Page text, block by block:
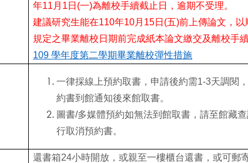
年11月1日(一)為離校手續截止日，逾期不受理。
建議研究生能在110年10月15日(五)前上傳論文，以
規定之畢業離校日期前完成紙本論文繳交及離校手續
109 學年度第二學期畢業離校彈性措施
一律採線上預約取書，申請後約需1-3天調閱
約書到館通知後來館取書。
圖書/多媒體預約如無法到館取書，請至館藏
行取消預約書。
還書箱24小時開放，或親至一樓櫃台還書，或可郵